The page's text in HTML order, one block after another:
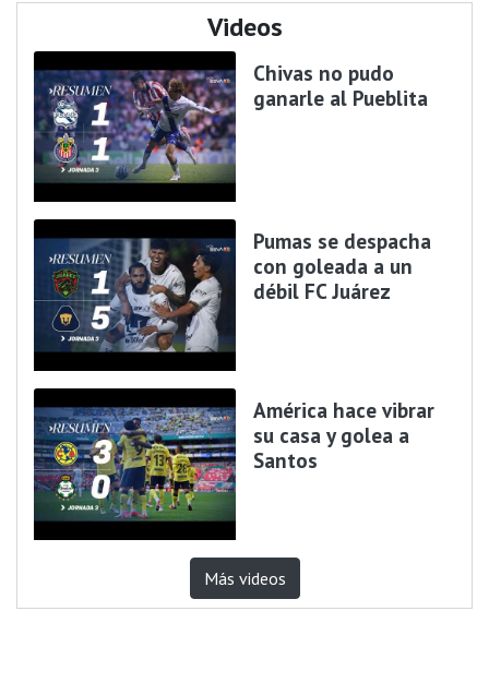
Videos
Chivas no pudo
ganarle al Pueblita
Pumas se despacha
con goleada a un
débil FC Juárez
América hace vibrar
su casa y golea a
Santos
Más videos